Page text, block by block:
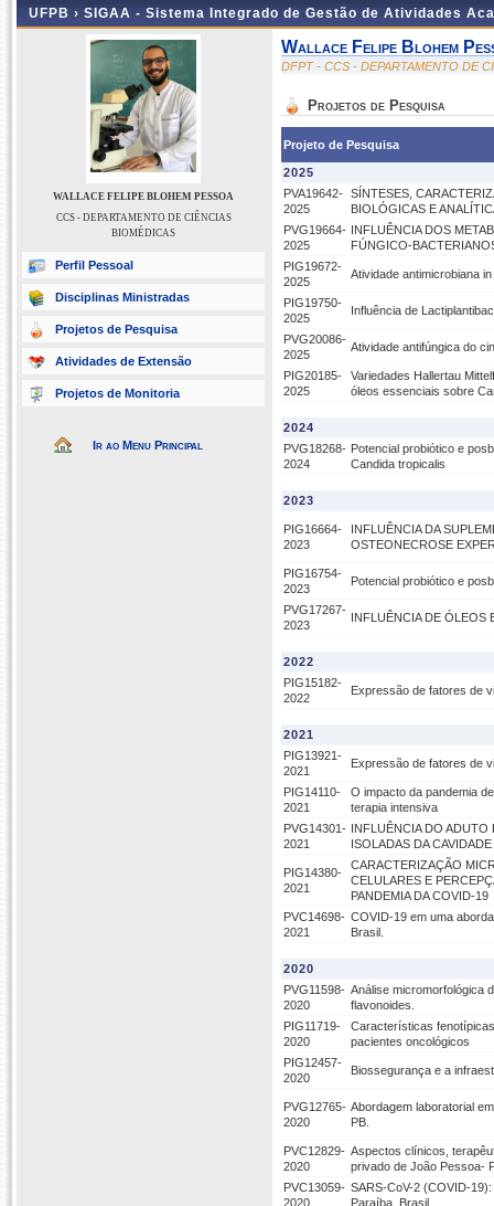
UFPB › SIGAA - Sistema Integrado de Gestão de Atividades
WALLACE FELIPE BLOHEM PESSOA
CCS - DEPARTAMENTO DE CIÊNCIAS
BIOMÉDICAS
Perfil Pessoal
Disciplinas Ministradas
Projetos de Pesquisa
Atividades de Extensão
Projetos de Monitoria
Ir ao Menu Principal
Wallace Felipe Blohem
DFPT - CCS - DEPARTAMENTO DE
Projetos de Pesquisa
Projeto de Pesquisa
2025
PVA19642-
2025
SÍNTESES,
BIOLÓGICAS E
PVG19664-
2025
INFLUÊNCIA DOS
FÚNGICO-
PIG19672-
2025
Atividade antimicrobiana
PIG19750-
2025
Influência de
PVG20086-
2025
Atividade antifúngica do
PIG20185-
2025
Variedades Hallertau
óleos essenciais sobre
2024
PVG18268-
2024
Potencial probiótico e
Candida tropicalis
2023
PIG16664-
2023
INFLUÊNCIA DA
OSTEONECROSE
PIG16754-
2023
Potencial probiótico e
PVG17267-
2023
INFLUÊNCIA DE ÓLEOS
2022
PIG15182-
2022
Expressão de fatores de
2021
PIG13921-
2021
Expressão de fatores de
PIG14110-
2021
O impacto da pandemia
terapia intensiva
PVG14301-
2021
INFLUÊNCIA DO ADUTO
ISOLADAS DA
PIG14380-
2021
CARACTERIZAÇÃO
CELULARES E
PANDEMIA DA COVID-19
PVC14698-
2021
COVID-19 em uma
Brasil.
2020
PVG11598-
2020
Análise micromorfológica
flavonoides.
PIG11719-
2020
Características
pacientes oncológicos
PIG12457-
2020
Biossegurança e a
PVG12765-
2020
Abordagem laboratorial
PB.
PVC12829-
2020
Aspectos clínicos,
privado de João Pessoa-
PVC13059-
2020
SARS-CoV-2 (COVID-
Paraíba, Brasil